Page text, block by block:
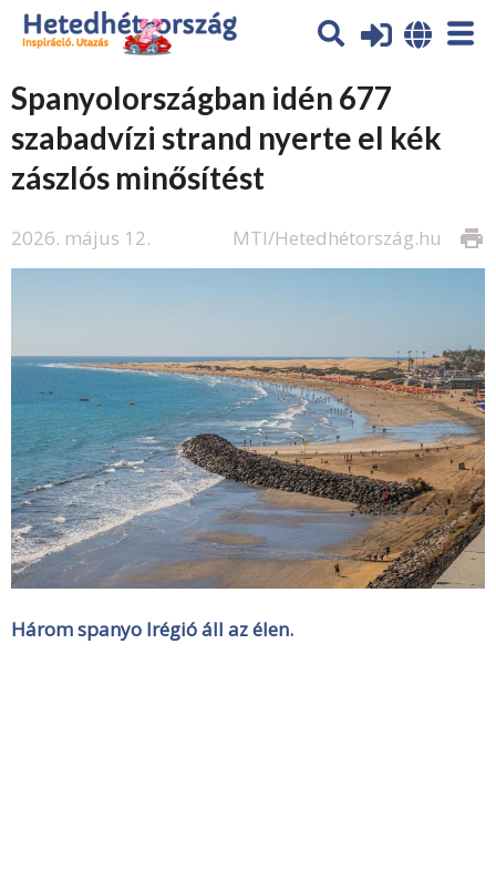
Spanyolországban idén 677
szabadvízi strand nyerte el kék
zászlós minősítést
2026. május 12. print
MTI/Hetedhétország.hu
Három spanyo lrégió áll az élen.